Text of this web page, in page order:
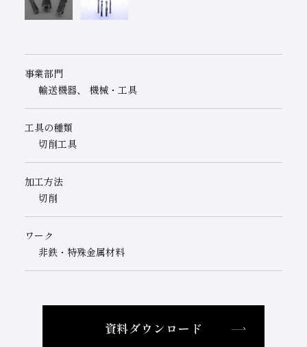
事業紹介
事業部門
輸送機器、 機械・工具
工具の種類
切削工具
加工方法
切削
ワーク
非鉄・特殊金属材料
資料ダウンロード